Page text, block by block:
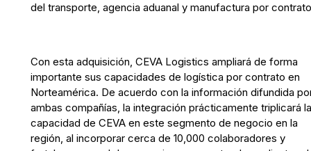
del transporte, agencia aduanal y manufactura por
Con esta adquisición, CEVA Logistics ampliará de forma
importante sus capacidades de logística por contrato en
Norteamérica. De acuerdo con la información difundida
ambas compañías, la integración prácticamente triplicará la
capacidad de CEVA en este segmento de negocio en la
región, al incorporar cerca de 10,000 colaboradores y